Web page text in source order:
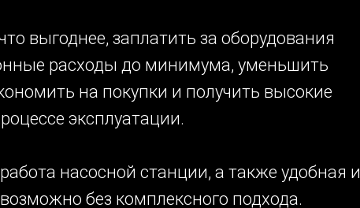
выгоднее, заплатить за оборудования
расходы до минимума, уменьшить
на покупки и получить высокие
эксплуатации.
насосной станции, а также удобная и
без комплексного подхода.